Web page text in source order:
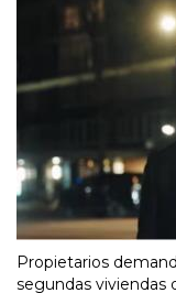
Propietarios
segundas viviendas